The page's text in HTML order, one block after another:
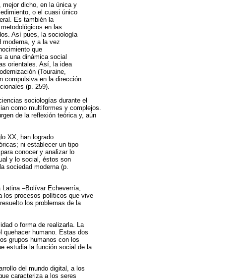
mejor dicho, en la única y
o el cuasi único
Es también la
en las
Así pues, la sociología
moderna, y a la vez
que
a una dinámica social
orientales. Así, la idea
(Touraine,
compulsiva en la dirección
(p. 259).
sociologías durante el
como multiformes y complejos.
de la reflexión teórica y, aún
XX, han logrado
ni establecer un tipo
conocer y analizar lo
y lo social, éstos son
sociedad moderna (p.
–Bolívar Echeverría,
los procesos políticos que vive
los problemas de la
o forma de realizarla. La
quehacer humano. Estas dos
grupos humanos con los
estudia la función social de la
del mundo digital, a los
caracteriza a los seres